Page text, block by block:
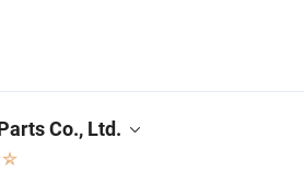
Co., Ltd.